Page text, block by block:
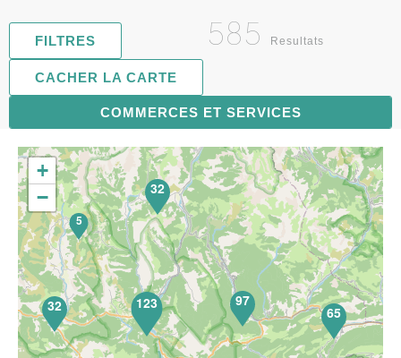
FILTRES 585 Resultats
COMMERCES ET SERVICES
CACHER LA CARTE
65
119
5
97
32
32
123
+
−